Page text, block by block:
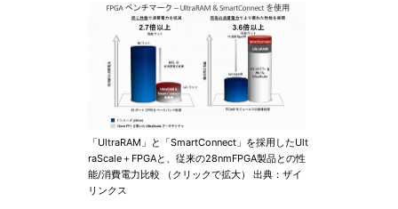
「UltraRAM」と「SmartConnect」を採用したUlt
raScale＋FPGAと、従来の28nmFPGA製品との性
能/消費電力比較 （クリックで拡大） 出典：ザイ
リンクス